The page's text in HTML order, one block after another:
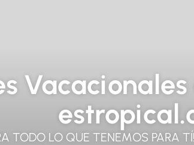
TODO LO QUE TENEMOS PARA TÍ!